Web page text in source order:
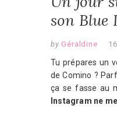
son Blue
by Géraldine
Tu prépares un
de Comino ?
ça se fasse au
Instagram ne